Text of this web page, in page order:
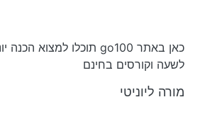
לשעה וקורסים בחינם
מורה ליוניטי